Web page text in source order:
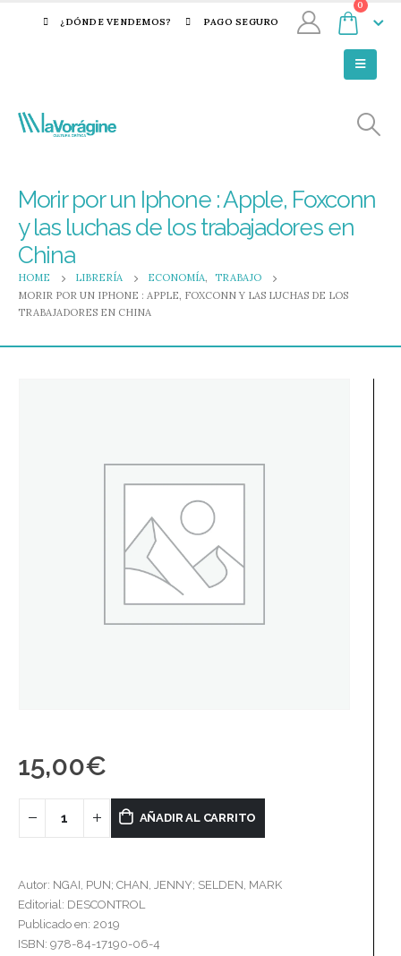
¿DÓNDE VENDEMOS? PAGO SEGURO
0
Morir por un Iphone : Apple, Foxconn
y las luchas de los trabajadores en
China
HOME LIBRERÍA ECONOMÍA,
TRABAJO
MORIR POR UN IPHONE : APPLE, FOXCONN Y LAS LUCHAS DE LOS
TRABAJADORES EN CHINA
15,00€
AÑADIR AL CARRITO
Autor: NGAI, PUN; CHAN, JENNY; SELDEN, MARK
Editorial: DESCONTROL
Publicado en: 2019
ISBN: 978-84-17190-06-4